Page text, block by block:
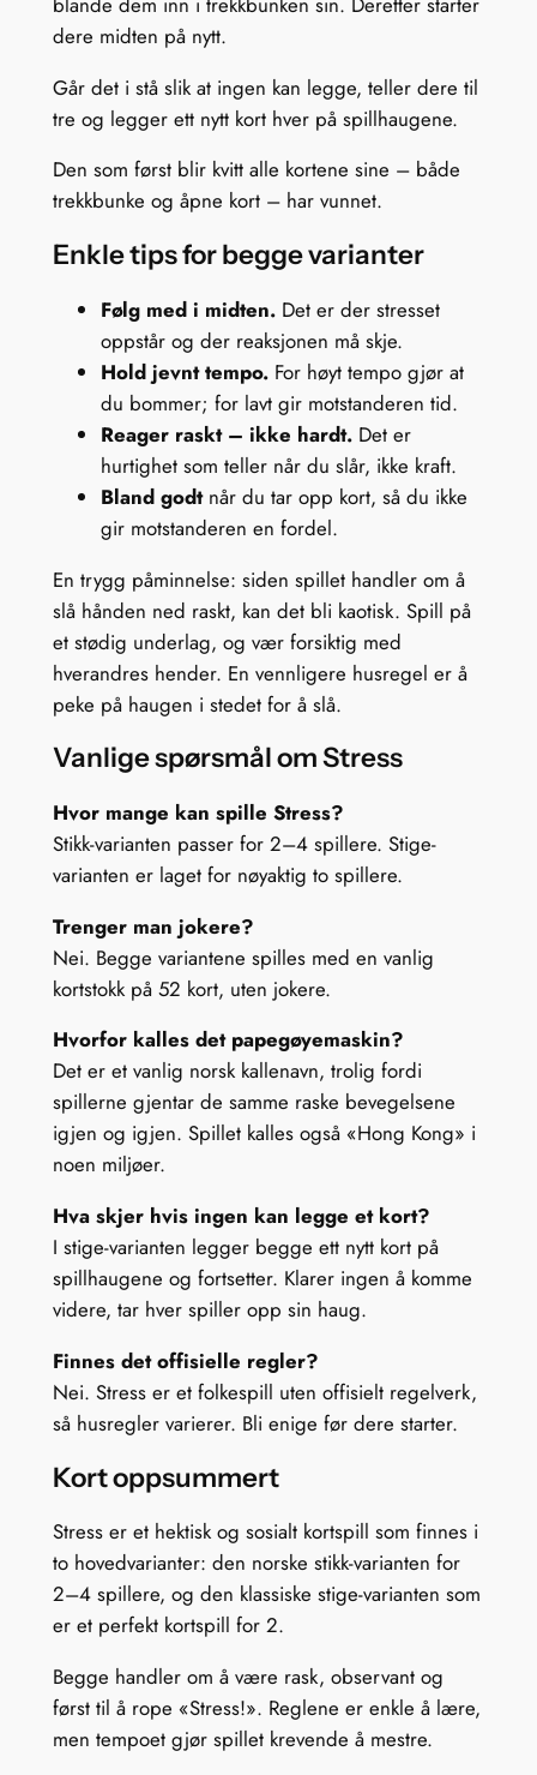
dere midten på nytt.
Går det i stå slik at ingen kan legge, teller dere til
tre og legger ett nytt kort hver på spillhaugene.
Den som først blir kvitt alle kortene sine – både
trekkbunke og åpne kort – har vunnet.
Enkle tips for begge varianter
Følg med i midten.Det er der stresset
oppstår og der reaksjonen må skje.
Hold jevnt tempo.For høyt tempo gjør at
du bommer; for lavt gir motstanderen tid.
Reager raskt – ikke hardt.Det er
hurtighet som teller når du slår, ikke kraft.
Bland godtnår du tar opp kort, så du ikke
gir motstanderen en fordel.
En trygg påminnelse: siden spillet handler om å
slå hånden ned raskt, kan det bli kaotisk. Spill på
et stødig underlag, og vær forsiktig med
hverandres hender. En vennligere husregel er å
peke på haugen i stedet for å slå.
Vanlige spørsmål om Stress
Hvor mange kan spille Stress?
Stikk-varianten passer for 2–4 spillere. Stige-
varianten er laget for nøyaktig to spillere.
Trenger man jokere?
Nei. Begge variantene spilles med en vanlig
kortstokk på 52 kort, uten jokere.
Hvorfor kalles det papegøyemaskin?
Det er et vanlig norsk kallenavn, trolig fordi
spillerne gjentar de samme raske bevegelsene
igjen og igjen. Spillet kalles også «Hong Kong» i
noen miljøer.
Hva skjer hvis ingen kan legge et kort?
I stige-varianten legger begge ett nytt kort på
spillhaugene og fortsetter. Klarer ingen å komme
videre, tar hver spiller opp sin haug.
Finnes det offisielle regler?
Nei. Stress er et folkespill uten offisielt regelverk,
så husregler varierer. Bli enige før dere starter.
Kort oppsummert
Stress er et hektisk og sosialt kortspill som finnes i
to hovedvarianter: den norske stikk-varianten for
2–4 spillere, og den klassiske stige-varianten som
er et perfekt kortspill for 2.
Begge handler om å være rask, observant og
først til å rope «Stress!». Reglene er enkle å lære,
men tempoet gjør spillet krevende å mestre.